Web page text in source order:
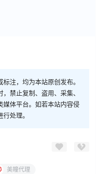
注，均为本站原创发布。
禁止复制、盗用、采集、
媒体平台。如若本站内容侵
处理。
美瞳代理